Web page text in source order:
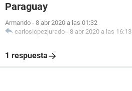
Paraguay
Armando - 8 abr 2020 a las 01:32
carloslopezjurado - 8 abr 2020 a las 16:13
1 respuesta